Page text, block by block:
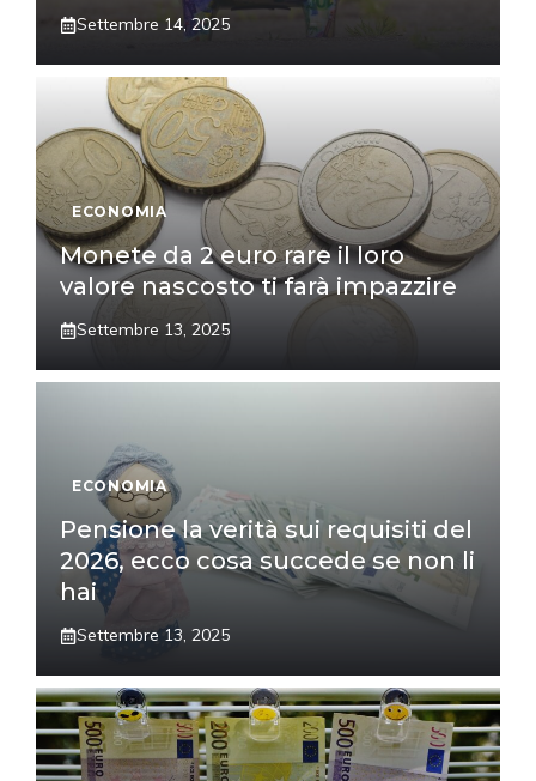
Settembre 14, 2025
ECONOMIA
Monete da 2 euro rare il loro
valore nascosto ti farà impazzire
Settembre 13, 2025
ECONOMIA
Pensione la verità sui requisiti del
2026, ecco cosa succede se non li
hai
Settembre 13, 2025